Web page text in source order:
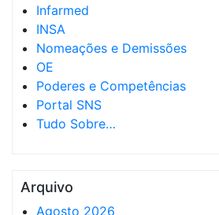
Infarmed
INSA
Nomeações e Demissões
OE
Poderes e Competências
Portal SNS
Tudo Sobre…
Arquivo
Agosto 2026